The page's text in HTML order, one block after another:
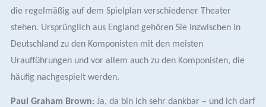
die regelmäßig auf dem Spielplan verschiedener Theater
stehen. Ursprünglich aus England gehören Sie inzwischen in
Deutschland zu den Komponisten mit den meisten
Uraufführungen und vor allem auch zu den Komponisten, die
häufig nachgespielt werden.
Paul Graham Brown: Ja, da bin ich sehr dankbar – und ich darf